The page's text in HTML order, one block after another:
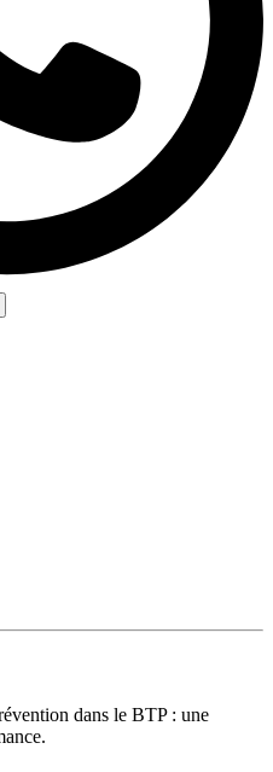
dans le BTP : une